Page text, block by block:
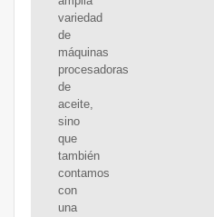
variedad
de
máquinas
procesadoras
de
aceite,
sino
que
también
contamos
con
una